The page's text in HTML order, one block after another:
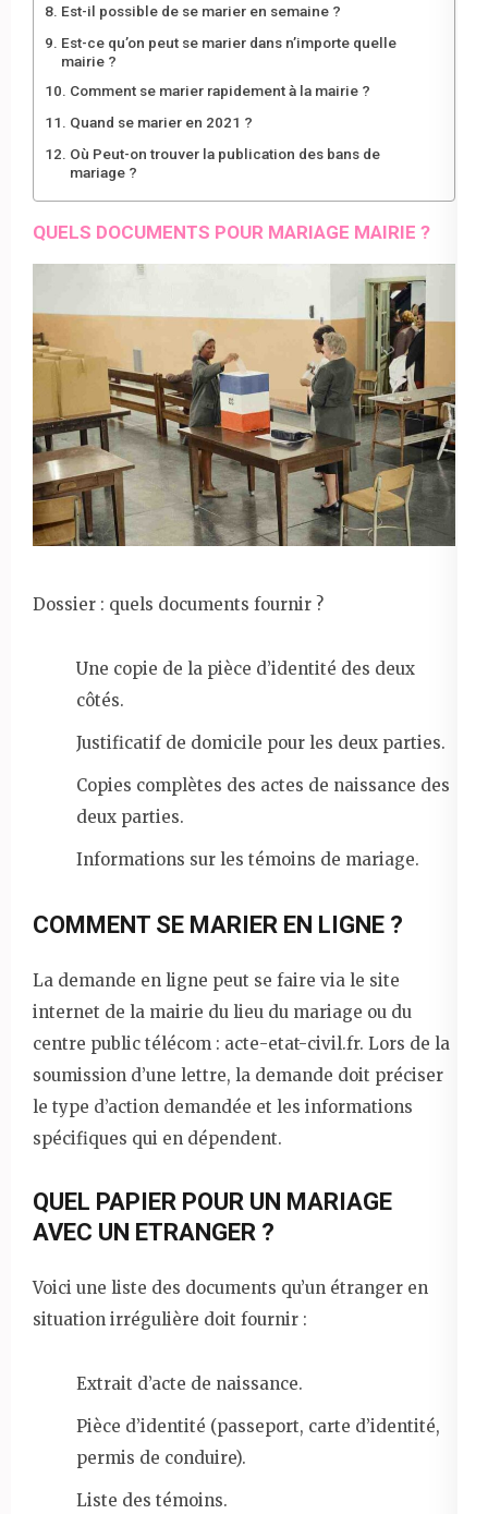
Est-il possible de se marier en semaine ?
Est-ce qu’on peut se marier dans n’importe quelle
mairie ?
Comment se marier rapidement à la mairie ?
Quand se marier en 2021 ?
Où Peut-on trouver la publication des bans de
mariage ?
QUELS DOCUMENTS POUR MARIAGE MAIRIE ?
Dossier : quels documents fournir ?
Une copie de la pièce d’identité des deux
côtés.
Justificatif de domicile pour les deux parties.
Copies complètes des actes de naissance des
deux parties.
Informations sur les témoins de mariage.
COMMENT SE MARIER EN LIGNE ?
La demande en ligne peut se faire via le site
internet de la mairie du lieu du mariage ou du
centre public télécom : acte-etat-civil.fr. Lors de la
soumission d’une lettre, la demande doit préciser
le type d’action demandée et les informations
spécifiques qui en dépendent.
QUEL PAPIER POUR UN MARIAGE
AVEC UN ETRANGER ?
Voici une liste des documents qu’un étranger en
situation irrégulière doit fournir :
Extrait d’acte de naissance.
Pièce d’identité (passeport, carte d’identité,
permis de conduire).
Liste des témoins.